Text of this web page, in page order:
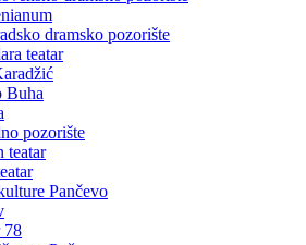
dramsko pozorište
teatar
Buha
pozorište
teatar
Pančevo
78